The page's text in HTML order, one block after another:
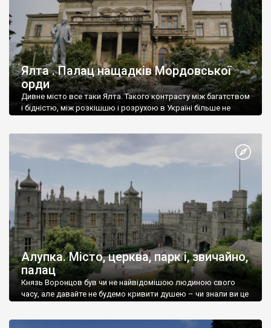
Ялта . Палац нащадків Мордовської
орди
Дивне місто все таки Ялта. Такого контрасту між багатством
і бідністю, між розкішшю і розрухою в Україні більше не
Алупка. Місто, церква, парк і, звичайно,
палац
Князь Воронцов був чи не найвідомішою людиною свого
часу, але давайте не будемо кривити душею – чи знали ви це